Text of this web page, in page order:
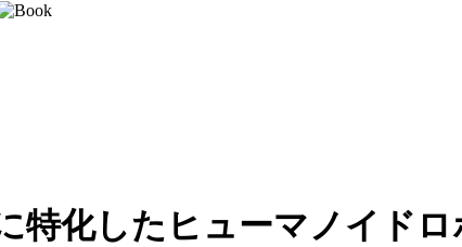
特化したヒューマノイドロ